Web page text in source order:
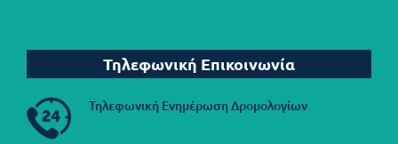
Τηλεφωνική Επικοινωνία
Τηλεφωνική Ενημέρωση Δρομολογίων